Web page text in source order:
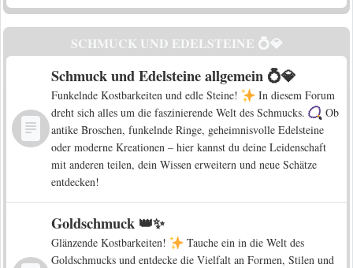
SCHMUCK UND EDELSTEINE 💍💎
Schmuck und Edelsteine allgemein 💍💎
Funkelnde Kostbarkeiten und edle Steine!
In diesem Forum
dreht sich alles um die faszinierende Welt des Schmucks.
Ob
antike Broschen, funkelnde Ringe, geheimnisvolle Edelsteine
oder moderne Kreationen – hier kannst du deine Leidenschaft
mit anderen teilen, dein Wissen erweitern und neue Schätze
entdecken!
Goldschmuck 👑✨
Glänzende Kostbarkeiten!
Tauche ein in die Welt des
Goldschmucks und entdecke die Vielfalt an Formen, Stilen und